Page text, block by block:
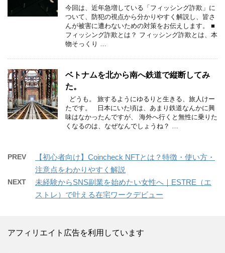
今回は、近年急増している「フィッシング詐欺」に
ついて、防犯の視点から分かりやすく解説し、皆さ
んが被害に遭わないための対策をお伝えします。 ■
フィッシング詐欺とは？ フィッシング詐欺とは、本
物そっくり …
ベトナムを北から南へ鉄道で縦断してみ
た。
どうも。 旅するようにゆるりと生きる、旅人けー
たです。 日本にいた頃は、あまり鉄道なんかに興
味はなかったんですが、 海外へ行くと無性に乗りた
くなるのは、なぜなんでしょうね？ …
PREV
【初心者向け】Coincheck NFTとは？特徴・使い方・
注意点をわかりやすく解説
NEXT
未経験からSNS副業を始めたい女性へ｜ESTRE（エ
ストレ）で叶える在宅ワークデビュー
アフィリエイト広告を利用しています